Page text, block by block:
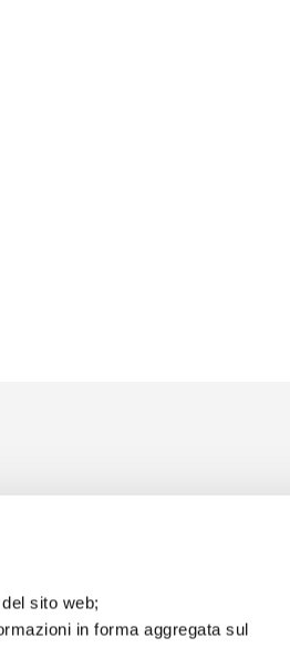
sito web;
in forma aggregata sul